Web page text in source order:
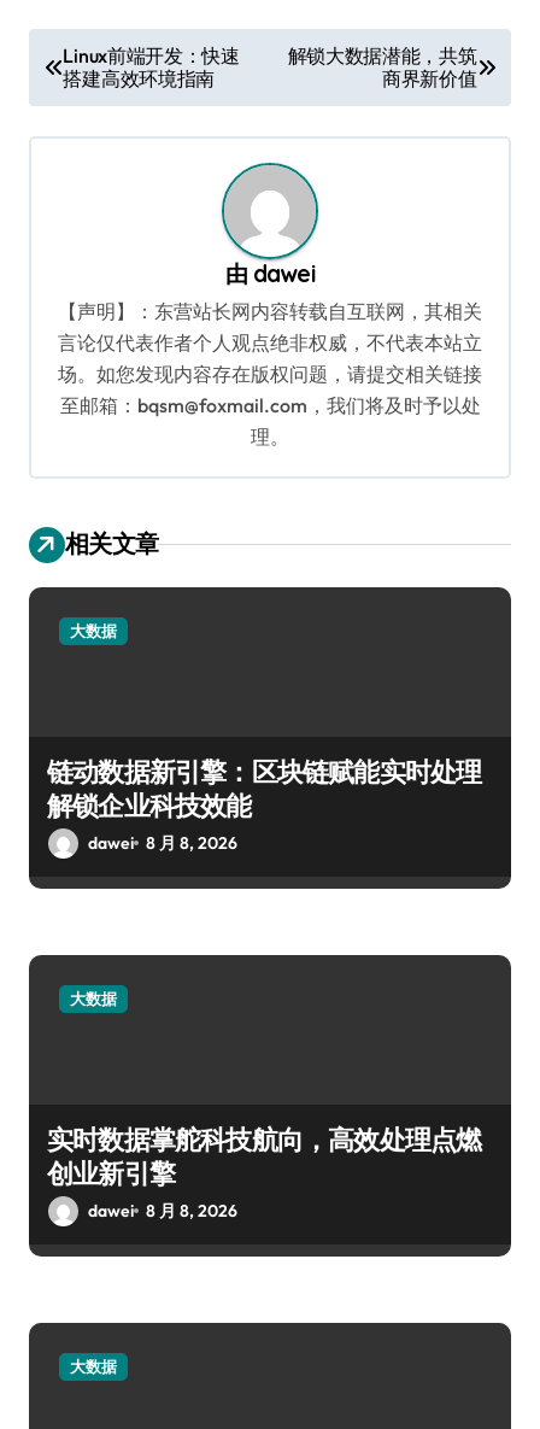
章
导
Linux前端开发：快速
搭建高效环境指南
解锁大数据潜能，共筑
商界新价值
由 dawei
【声明】：东营站长网内容转载自互联网，其相关
言论仅代表作者个人观点绝非权威，不代表本站立
场。如您发现内容存在版权问题，请提交相关链接
至邮箱：bqsm@foxmail.com，我们将及时予以处
理。
相关文章
大数据
链动数据新引擎：区块链赋能实时处理
解锁企业科技效能
dawei 8 月 8, 2026
大数据
实时数据掌舵科技航向，高效处理点燃
创业新引擎
dawei 8 月 8, 2026
大数据